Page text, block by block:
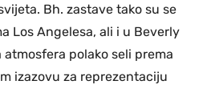
Bh. zastave tako su se
Los Angelesa, ali i u Beverly
atmosfera polako seli prema
izazovu za reprezentaciju